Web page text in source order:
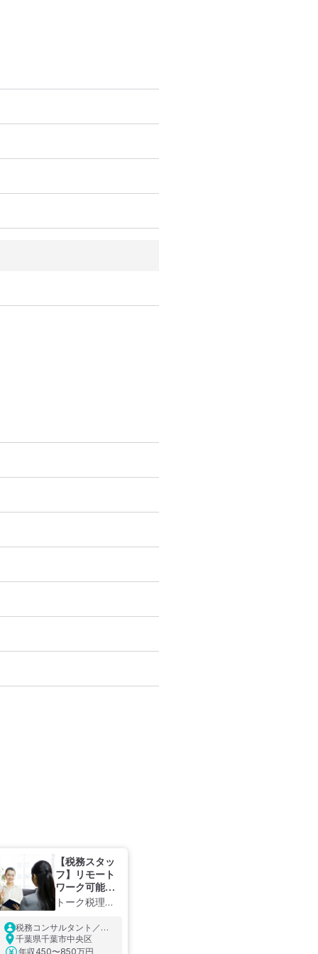
【税務スタッ
フ】リモート
ワーク可能！
経験者募集！
実、地域密
着・ワンスト
ップで基礎力
トーク税理士
税務コンサルタント／会
計事務所で1年以上業務経
験必須
千葉県千葉市中央区
年収 450〜850万円